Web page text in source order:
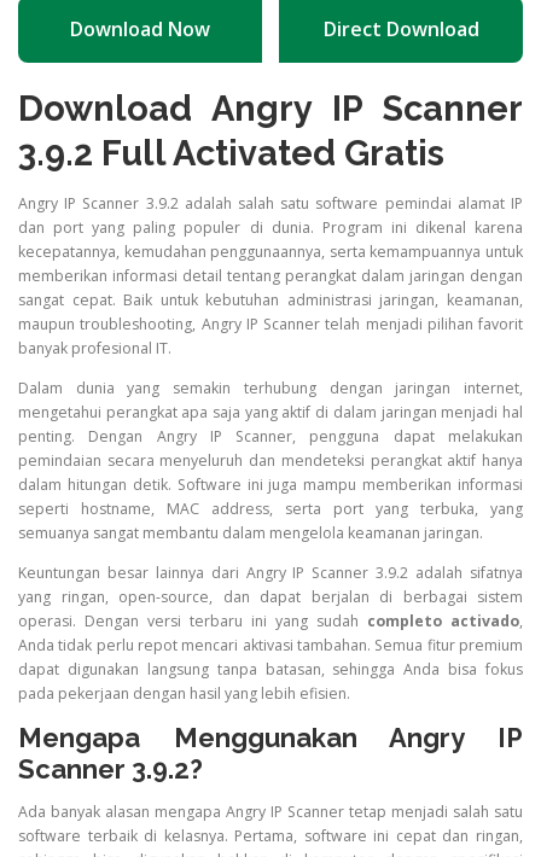
Download Now Direct Download
Download Angry IP Scanner
3.9.2 Full Activated Gratis
Angry IP Scanner 3.9.2 adalah salah satu software pemindai alamat IP
dan port yang paling populer di dunia. Program ini dikenal karena
kecepatannya, kemudahan penggunaannya, serta kemampuannya untuk
memberikan informasi detail tentang perangkat dalam jaringan dengan
sangat cepat. Baik untuk kebutuhan administrasi jaringan, keamanan,
maupun troubleshooting, Angry IP Scanner telah menjadi pilihan favorit
banyak profesional IT.
Dalam dunia yang semakin terhubung dengan jaringan internet,
mengetahui perangkat apa saja yang aktif di dalam jaringan menjadi hal
penting. Dengan Angry IP Scanner, pengguna dapat melakukan
pemindaian secara menyeluruh dan mendeteksi perangkat aktif hanya
dalam hitungan detik. Software ini juga mampu memberikan informasi
seperti hostname, MAC address, serta port yang terbuka, yang
semuanya sangat membantu dalam mengelola keamanan jaringan.
Keuntungan besar lainnya dari Angry IP Scanner 3.9.2 adalah sifatnya
yang ringan, open-source, dan dapat berjalan di berbagai sistem
operasi. Dengan versi terbaru ini yang sudah completo activado,
Anda tidak perlu repot mencari aktivasi tambahan. Semua fitur premium
dapat digunakan langsung tanpa batasan, sehingga Anda bisa fokus
pada pekerjaan dengan hasil yang lebih efisien.
Mengapa Menggunakan Angry IP
Scanner 3.9.2?
Ada banyak alasan mengapa Angry IP Scanner tetap menjadi salah satu
software terbaik di kelasnya. Pertama, software ini cepat dan ringan,